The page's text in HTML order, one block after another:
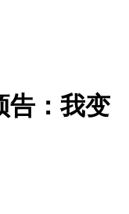
告：我变